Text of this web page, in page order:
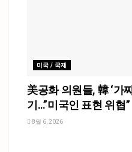
미국 / 국제
美공화 의원들, 韓 ‘가
기…”미국인 표현 위협”
8월 6, 2026